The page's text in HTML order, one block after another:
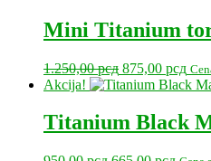
do
Mini Titanium
1.250,00рсд Originalna
cena
bila:
1.250,00 рсд.
875,00 рсд
cena
Akcija!
Titanium Black